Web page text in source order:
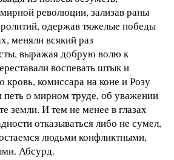
революции, зализав раны
одержав тяжелые победы
меняли всякий раз
выражая добрую волю к
воспевать штык и
комиссара на коне и Розу
о мирном труде, об уважении
земли. И тем не менее в глазах
отказываться либо не сумел,
людьми конфликтными,
Абсурд.